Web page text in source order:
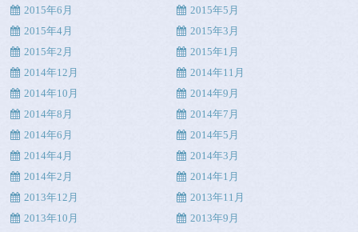
2015年6月
2015年5月
2015年4月
2015年3月
2015年2月
2015年1月
2014年12月
2014年11月
2014年10月
2014年9月
2014年8月
2014年7月
2014年6月
2014年5月
2014年4月
2014年3月
2014年2月
2014年1月
2013年12月
2013年11月
2013年10月
2013年9月